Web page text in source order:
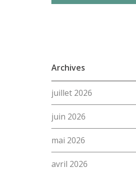
Archives
juillet 2026
juin 2026
mai 2026
avril 2026